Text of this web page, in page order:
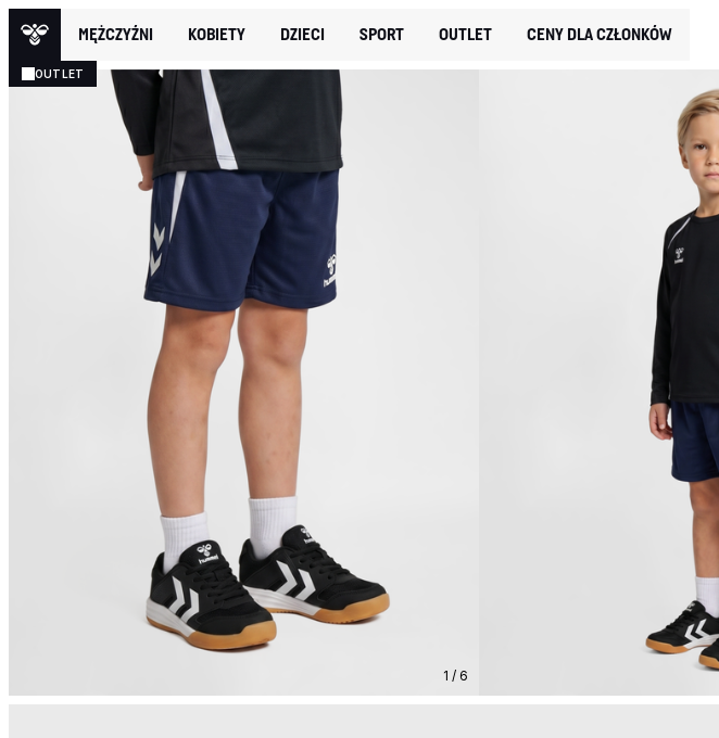
MĘŻCZYŹNI KOBIETY DZIECI SPORT OUTLET CENY DLA CZŁONKÓW
OUTLET
1 / 6